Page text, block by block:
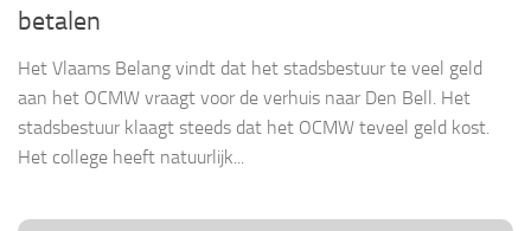
betalen
Het Vlaams Belang vindt dat het stadsbestuur te veel geld
aan het OCMW vraagt voor de verhuis naar Den Bell. Het
stadsbestuur klaagt steeds dat het OCMW teveel geld kost.
Het college heeft natuurlijk...